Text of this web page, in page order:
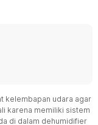
kelembapan udara agar
karena memiliki sistem
di dalam dehumidifier